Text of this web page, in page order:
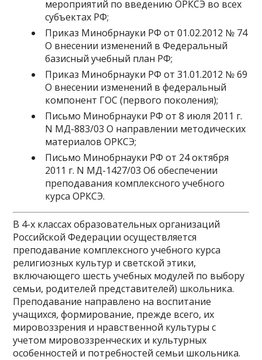
мероприятий по введению ОРКСЭ во всех
субъектах РФ;
Приказ Минобрнауки РФ от 01.02.2012 № 74
О внесении изменений в Федеральный
базисный учебный план РФ;
Приказ Минобрнауки РФ от 31.01.2012 № 69
О внесении изменений в федеральный
компонент ГОС (первого поколения);
Письмо Минобрнауки РФ от 8 июля 2011 г.
N МД-883/03 О направлении методических
материалов ОРКСЭ;
Письмо Минобрнауки РФ от 24 октября
2011 г. N МД-1427/03 Об обеспечении
преподавания комплексного учебного
курса ОРКСЭ.
В 4-х классах образовательных организаций
Российской Федерации осуществляется
преподавание комплексного учебного курса
религиозных культур и светской этики,
включающего шесть учебных модулей по выбору
семьи, родителей представителей) школьника.
Преподавание направлено на воспитание
учащихся, формирование, прежде всего, их
мировоззрения и нравственной культуры с
учетом мировоззренческих и культурных
особенностей и потребностей семьи школьника.